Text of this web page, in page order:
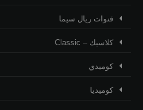
قنوات ريال سيما
كلاسيك – Classic
كوميدي
كوميديا